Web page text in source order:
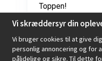
Toppen!
Vi skræddersyr din
Vi bruger cookies til at give
personlig annoncering og for
pålidelige og sikre. Til dette